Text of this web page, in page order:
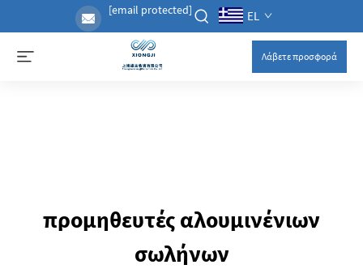
[email protected] EL
Λάβετε προσφορά
προμηθευτές αλουμινένιων
σωλήνων